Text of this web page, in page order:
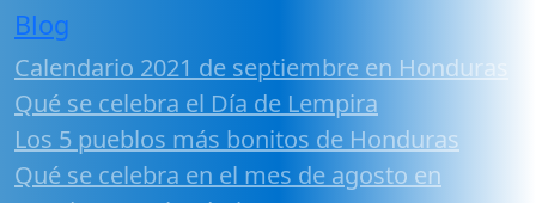
Blog
Calendario 2021 de septiembre en Honduras
Qué se celebra el Día de Lempira
Los 5 pueblos más bonitos de Honduras
Qué se celebra en el mes de agosto en